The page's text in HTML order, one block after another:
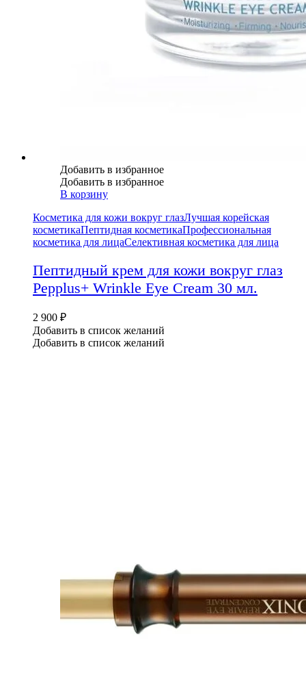
Добавить в избранное
Добавить в избранное
В корзину
Косметика для кожи вокруг глазЛучшая корейская
косметикаПептидная косметикаПрофессиональная
косметика для лицаСелективная косметика для лица
Пептидный крем для кожи вокруг глаз
Pepplus+ Wrinkle Eye Cream 30 мл.
2 900 ₽
Добавить в список желаний
Добавить в список желаний